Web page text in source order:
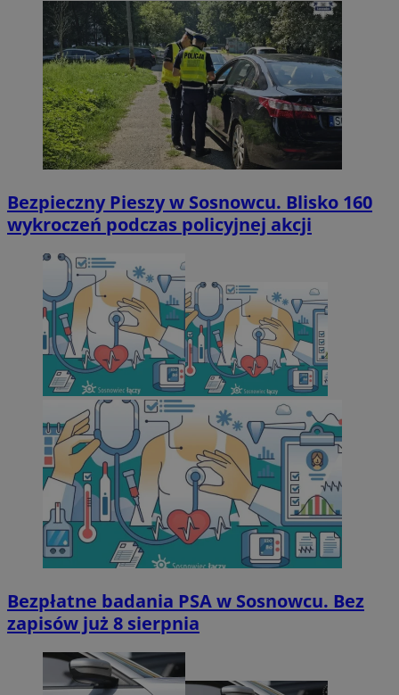
Bezpieczny Pieszy w Sosnowcu. Blisko 160
wykroczeń podczas policyjnej akcji
Bezpłatne badania PSA w Sosnowcu. Bez
zapisów już 8 sierpnia